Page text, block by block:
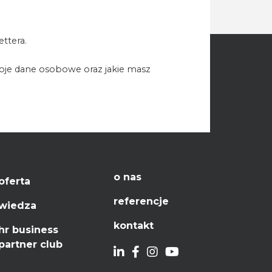
dane osobowe oraz jakie masz
business
club
o nas
referencje
kontakt